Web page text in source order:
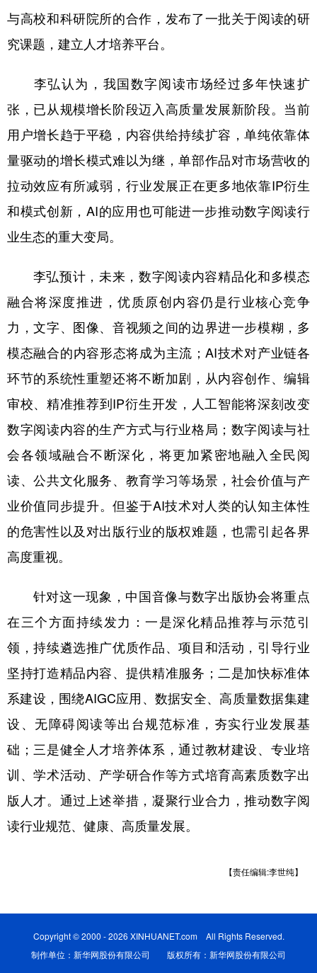
与高校和科研院所的合作，发布了一批关于阅读的研
究课题，建立人才培养平台。
李弘认为，我国数字阅读市场经过多年快速扩
张，已从规模增长阶段迈入高质量发展新阶段。当前
用户增长趋于平稳，内容供给持续扩容，单纯依靠体
量驱动的增长模式难以为继，单部作品对市场营收的
拉动效应有所减弱，行业发展正在更多地依靠IP衍生
和模式创新，AI的应用也可能进一步推动数字阅读行
业生态的重大变局。
李弘预计，未来，数字阅读内容精品化和多模态
融合将深度推进，优质原创内容仍是行业核心竞争
力，文字、图像、音视频之间的边界进一步模糊，多
模态融合的内容形态将成为主流；AI技术对产业链各
环节的系统性重塑还将不断加剧，从内容创作、编辑
审校、精准推荐到IP衍生开发，人工智能将深刻改变
数字阅读内容的生产方式与行业格局；数字阅读与社
会各领域融合不断深化，将更加紧密地融入全民阅
读、公共文化服务、教育学习等场景，社会价值与产
业价值同步提升。但鉴于AI技术对人类的认知主体性
的危害性以及对出版行业的版权难题，也需引起各界
高度重视。
针对这一现象，中国音像与数字出版协会将重点
在三个方面持续发力：一是深化精品推荐与示范引
领，持续遴选推广优质作品、项目和活动，引导行业
坚持打造精品内容、提供精准服务；二是加快标准体
系建设，围绕AIGC应用、数据安全、高质量数据集建
设、无障碍阅读等出台规范标准，夯实行业发展基
础；三是健全人才培养体系，通过教材建设、专业培
训、学术活动、产学研合作等方式培育高素质数字出
版人才。通过上述举措，凝聚行业合力，推动数字阅
读行业规范、健康、高质量发展。
【责任编辑:李世纯】
Copyright © 2000 - 2026 XINHUANET.com All Rights Reserved.
制作单位：新华网股份有限公司 版权所有：新华网股份有限公司